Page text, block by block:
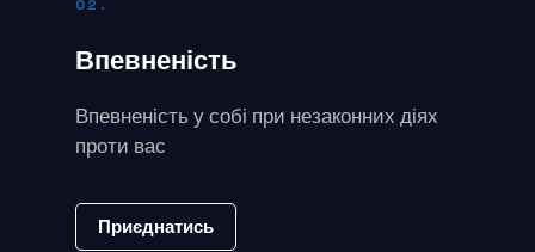
02.
Впевненість
Впевненість у собі при незаконних діях
проти вас
Приєднатись